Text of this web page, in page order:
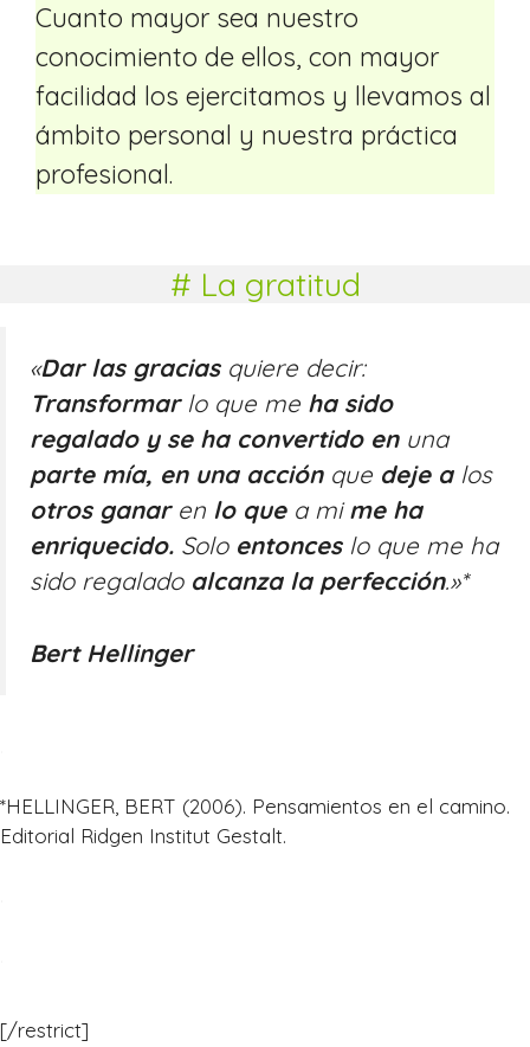
Cuanto mayor sea nuestro
conocimiento de ellos, con mayor
facilidad los ejercitamos y llevamos al
ámbito personal y nuestra práctica
profesional.
# La gratitud
«Dar las gracias quiere decir:
Transformar lo que me ha sido
regalado y se ha convertido enuna
parte mía, en una acción que deje a los
otros ganar en lo quea mime ha
enriquecido. Solo entonces lo que me ha
sido regaladoalcanza la perfección.»*
Bert Hellinger
*HELLINGER, BERT (2006). Pensamientos en el camino.
Editorial Ridgen Institut Gestalt.
[/restrict]